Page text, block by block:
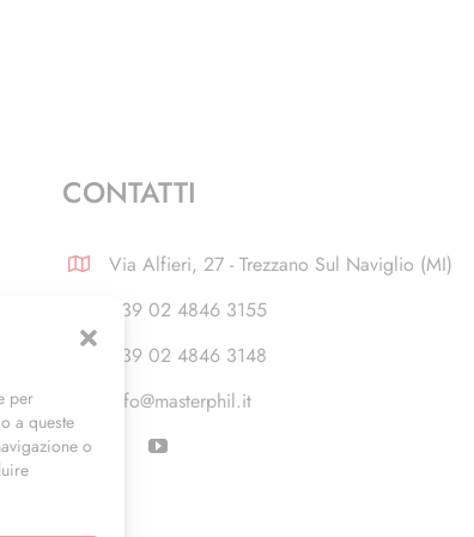
per
a queste
o
CONTATTI
Via Alfieri, 27 - Trezzano Sul Naviglio (MI)
+39 02 4846 3155
+39 02 4846 3148
info@masterphil.it